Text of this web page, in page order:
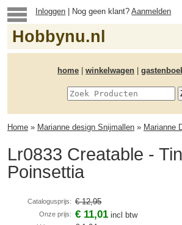
Inloggen | Nog geen klant?Aanmelden
Hobbynu.nl
home winkelwagen
Home » Marianne design Snijmallen » Marianne
Lr0833 Creatable -
Poinsettia
Catalogusprijs: € 12,95
Onze prijs: € 11,01 incl btw